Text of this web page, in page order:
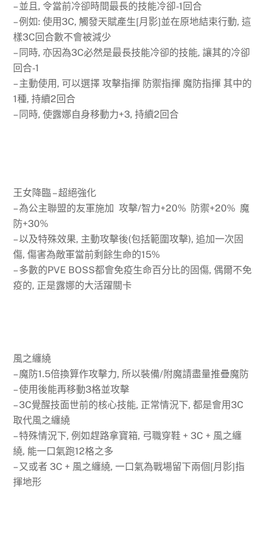
– 並且, 令當前冷卻時間最長的技能冷卻-1回合
– 例如: 使用3C, 觸發天賦產生[月影]並在原地結束行動, 這
樣3C回合數不會被減少
– 同時, 亦因為3C必然是最長技能冷卻的技能, 讓其的冷卻
回合-1
– 主動使用, 可以選擇 攻擊指揮 防禦指揮 魔防指揮 其中的
1種, 持續2回合
– 同時, 使露娜自身移動力+3, 持續2回合
王女降臨 – 超絕強化
– 為公主聯盟的友軍施加 攻擊/智力+20% 防禦+20% 魔
防+30%
– 以及特殊效果, 主動攻擊後(包括範圍攻擊), 追加一次固
傷, 傷害為敵軍當前剩餘生命的15%
– 多數的PVE BOSS都會免疫生命百分比的固傷, 偶爾不免
疫的, 正是露娜的大活躍關卡
風之纏繞
– 魔防1.5倍換算作攻擊力, 所以裝備/附魔請盡量推疊魔防
– 使用後能再移動3格並攻擊
– 3C覺醒技面世前的核心技能, 正常情況下, 都是會用3C
取代風之纏繞
– 特殊情況下, 例如趕路拿寶箱, 弓職穿鞋 + 3C + 風之纏
繞, 能一口氣跑12格之多
– 又或者 3C + 風之纏繞, 一口氣為戰場留下兩個[月影]指
揮地形